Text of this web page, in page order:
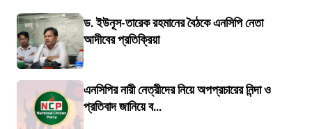
ড. ইউনূস-তারেক রহমানের বৈঠকে এনসিপি নেতা
আদীবের প্রতিক্রিয়া
এনসিপির নারী নেত্রীদের নিয়ে অপপ্রচারের নিন্দা ও
প্রতিবাদ জানিয়ে ব...